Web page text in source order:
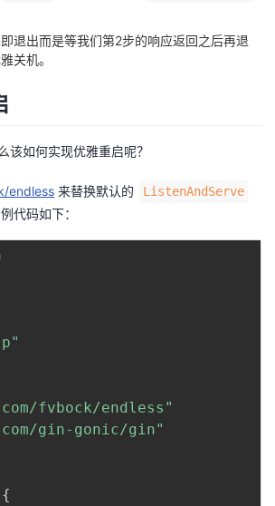
退出而是等我们第2步的响应返回之后再退
关机。
该如何实现优雅重启呢？
endless 来替换默认的 ListenAndServe
代码如下：
fvbock/endless"
gin-gonic/gin"
{